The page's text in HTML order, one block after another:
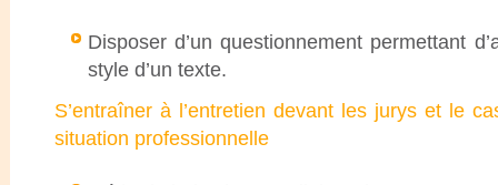
Disposer d’un questionnement permettant
style d’un texte.
S’entraîner à l’entretien devant les jurys et le
situation professionnelle